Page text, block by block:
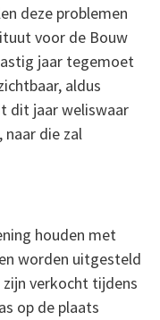
deze problemen
voor de Bouw
jaar tegemoet
aldus
dit jaar weliswaar
die zal
houden met
worden uitgesteld
verkocht tijdens
op de plaats